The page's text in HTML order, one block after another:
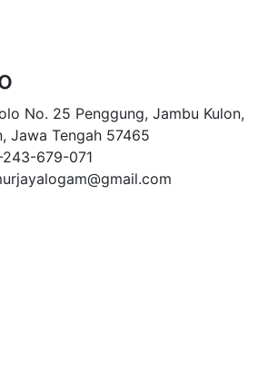
No. 25 Penggung, Jambu Kulon,
Jawa Tengah 57465
679-071